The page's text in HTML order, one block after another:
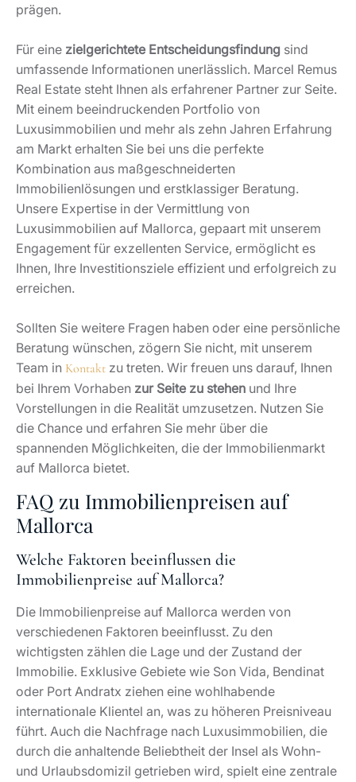
prägen.
Für eine zielgerichtete Entscheidungsfindung sind
umfassende Informationen unerlässlich. Marcel Remus
Real Estate steht Ihnen als erfahrener Partner zur Seite.
Mit einem beeindruckenden Portfolio von
Luxusimmobilien und mehr als zehn Jahren Erfahrung
am Markt erhalten Sie bei uns die perfekte
Kombination aus maßgeschneiderten
Immobilienlösungen und erstklassiger Beratung.
Unsere Expertise in der Vermittlung von
Luxusimmobilien auf Mallorca, gepaart mit unserem
Engagement für exzellenten Service, ermöglicht es
Ihnen, Ihre Investitionsziele effizient und erfolgreich zu
erreichen.
Sollten Sie weitere Fragen haben oder eine persönliche
Beratung wünschen, zögern Sie nicht, mit unserem
Team in Kontakt zu treten. Wir freuen uns darauf, Ihnen
bei Ihrem Vorhaben zur Seite zu stehen und Ihre
Vorstellungen in die Realität umzusetzen. Nutzen Sie
die Chance und erfahren Sie mehr über die
spannenden Möglichkeiten, die der Immobilienmarkt
auf Mallorca bietet.
FAQ zu Immobilienpreisen auf
Mallorca
Welche Faktoren beeinflussen die
Immobilienpreise auf Mallorca?
Die Immobilienpreise auf Mallorca werden von
verschiedenen Faktoren beeinflusst. Zu den
wichtigsten zählen die Lage und der Zustand der
Immobilie. Exklusive Gebiete wie Son Vida, Bendinat
oder Port Andratx ziehen eine wohlhabende
internationale Klientel an, was zu höheren Preisniveau
führt. Auch die Nachfrage nach Luxusimmobilien, die
durch die anhaltende Beliebtheit der Insel als Wohn-
und Urlaubsdomizil getrieben wird, spielt eine zentrale